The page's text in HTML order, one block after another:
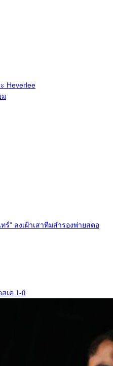
Heverlee
ม
ร์” ลงเฝ้าเสาทีมสำรองพ่ายสตอ
เค 1-0